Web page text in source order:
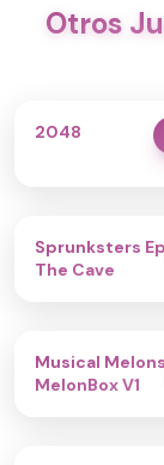
Otros
2048
Sprunksters
The Cave
Musical
MelonBox V1